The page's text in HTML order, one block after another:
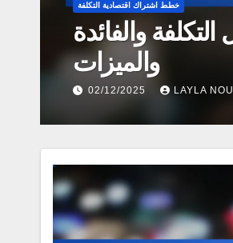
خطط اشتراك اقتصادية التكلفة
والفائدة
والميزات
02/12/2025 LAYLA